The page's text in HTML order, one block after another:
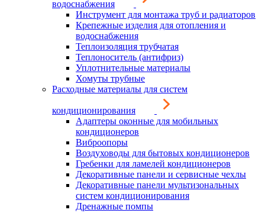
водоснабжения
Инструмент для монтажа труб и радиаторов
Крепежные изделия для отопления и
водоснабжения
Теплоизоляция трубчатая
Теплоноситель (антифриз)
Уплотнительные материалы
Хомуты трубные
Расходные материалы для систем
кондиционирования
Адаптеры оконные для мобильных
кондиционеров
Виброопоры
Воздуховоды для бытовых кондиционеров
Гребенки для ламелей кондиционеров
Декоративные панели и сервисные чехлы
Декоративные панели мультизональных
систем кондиционирования
Дренажные помпы